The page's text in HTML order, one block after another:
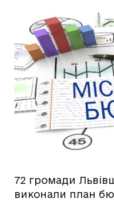
72 громади
виконали план